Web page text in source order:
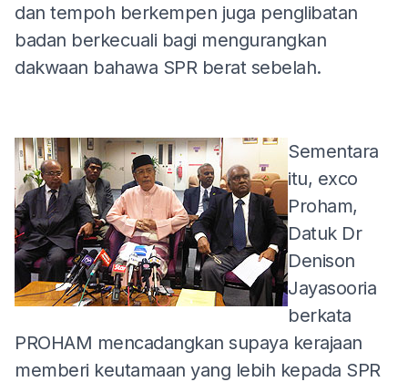
dan tempoh berkempen juga penglibatan
badan berkecuali bagi mengurangkan
dakwaan bahawa SPR berat sebelah.
Sementara
itu, exco
Proham,
Datuk Dr
Denison
Jayasooria
berkata
PROHAM mencadangkan supaya kerajaan
memberi keutamaan yang lebih kepada SPR